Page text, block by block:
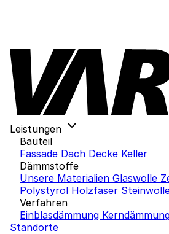
Leistungen
Bauteil
Fassade Dach Decke Keller
Dämmstoffe
Unsere Materialien Glaswolle
Polystyrol Holzfaser
Verfahren
Einblasdämmung
Standorte